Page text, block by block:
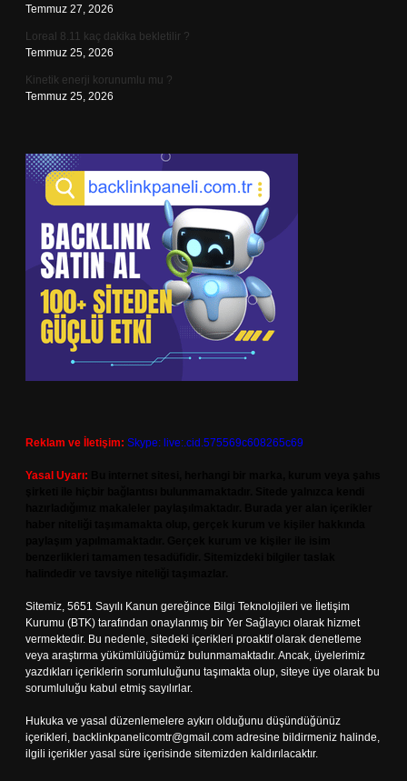
Temmuz 27, 2026
Loreal 8.11 kaç dakika bekletilir ?
Temmuz 25, 2026
Kinetik enerji korunumlu mu ?
Temmuz 25, 2026
Reklam ve İletişim: Skype: live:.cid.575569c608265c69
Yasal Uyarı:
Sitemiz, 5651 Sayılı Kanun gereğince Bilgi Teknolojileri ve İletişim
Kurumu (BTK) tarafından onaylanmış bir Yer Sağlayıcı olarak hizmet
vermektedir. Bu nedenle, sitedeki içerikleri proaktif olarak denetleme
veya araştırma yükümlülüğümüz bulunmamaktadır. Ancak, üyelerimiz
yazdıkları içeriklerin sorumluluğunu taşımakta olup, siteye üye olarak bu
sorumluluğu kabul etmiş sayılırlar.
Hukuka ve yasal düzenlemelere aykırı olduğunu düşündüğünüz
içerikleri, backlinkpanelicomtr@gmail.com adresine bildirmeniz halinde,
ilgili içerikler yasal süre içerisinde sitemizden kaldırılacaktır.